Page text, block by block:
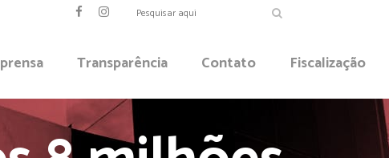
Transparência Contato Fiscalização